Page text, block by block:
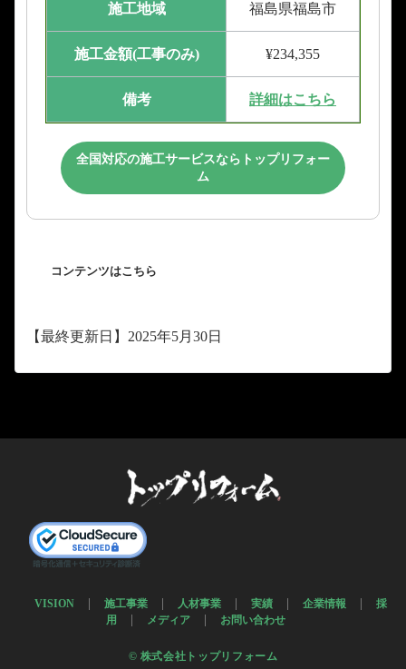
施工地域 福島県福島市
施工金額(工事のみ) ¥234,355
備考 詳細はこちら
全国対応の施工サービスならトップリフォー
ム
コンテンツはこちら
【最終更新日】2025年5月30日
VISION 施工事業 人材事業 実績 企業情報
採
用
メディア お問い合わせ
© 株式会社トップリフォーム